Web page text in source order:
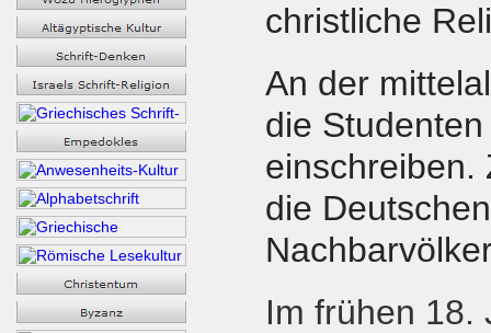
christliche
An der
die
die
Im frühen 18.